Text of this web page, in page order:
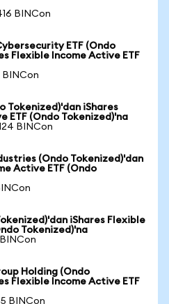
BINCon
ETF (Ondo
Flexible Income Active ETF
BINCon
Tokenized)'dan iShares
ETF (Ondo Tokenized)'na
BINCon
(Ondo Tokenized)'dan
Active ETF (Ondo
iShares Flexible
Tokenized)'na
Holding (Ondo
Flexible Income Active ETF
BINCon